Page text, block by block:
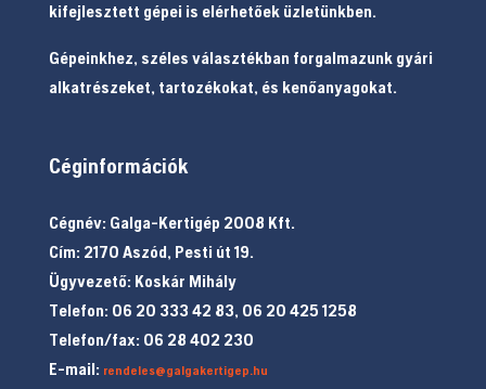
kifejlesztett gépei is elérhetőek üzletünkben.
Gépeinkhez, széles választékban forgalmazunk gyári
alkatrészeket, tartozékokat, és kenőanyagokat.
Céginformációk
Cégnév: Galga-Kertigép 2008 Kft.
Cím: 2170 Aszód, Pesti út 19.
Ügyvezető: Koskár Mihály
Telefon: 06 20 333 42 83, 06 20 425 1258
Telefon/fax: 06 28 402 230
E-mail: rendeles@galgakertigep.hu